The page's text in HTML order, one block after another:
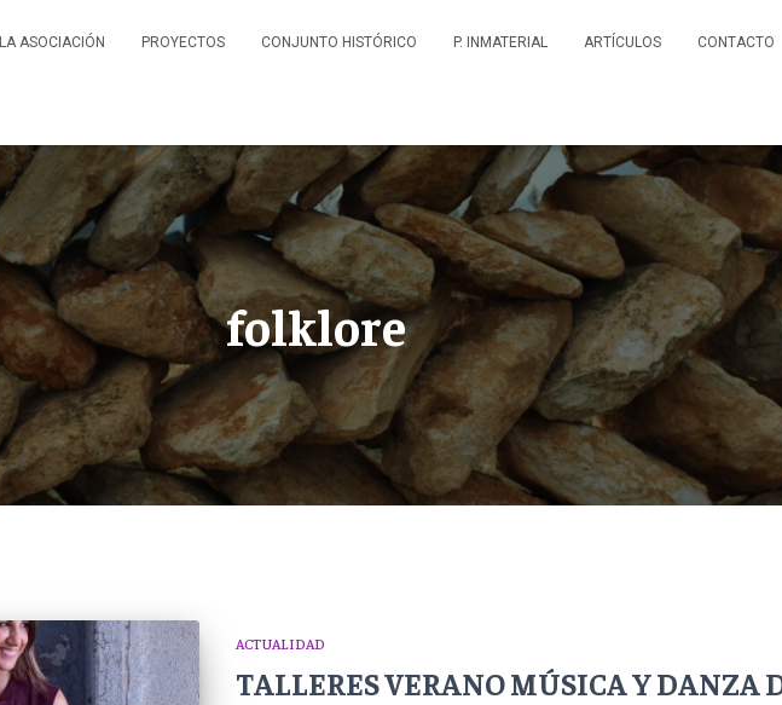
LA ASOCIACIÓN PROYECTOS CONJUNTO HISTÓRICO P. INMATERIAL ARTÍCULOS CONTACTO
folklore
ACTUALIDAD
TALLERES VERANO MÚSICA Y DANZA